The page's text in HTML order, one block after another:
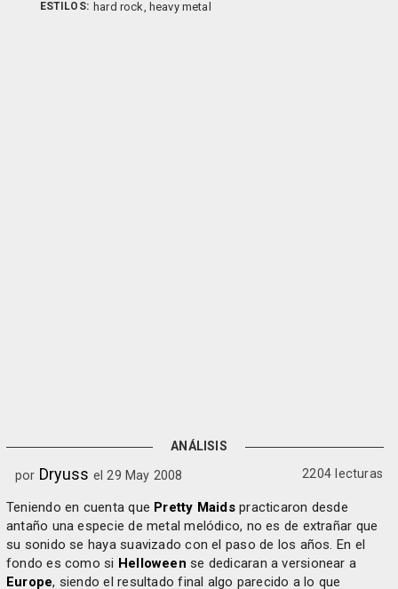
ESTILOS: hard rock, heavy metal
ANÁLISIS
por Dryuss el 29 May 2008 2204 lecturas
Teniendo en cuenta que Pretty Maidspracticaron desde
antaño una especie de metal melódico, no es de extrañar que
su sonido se haya suavizado con el paso de los años. En el
fondo es como si Helloween se dedicaran a versionear a
Europe, siendo el resultado final algo parecido a lo que